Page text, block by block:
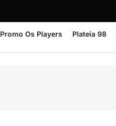
Promo Os Players Plateia 98